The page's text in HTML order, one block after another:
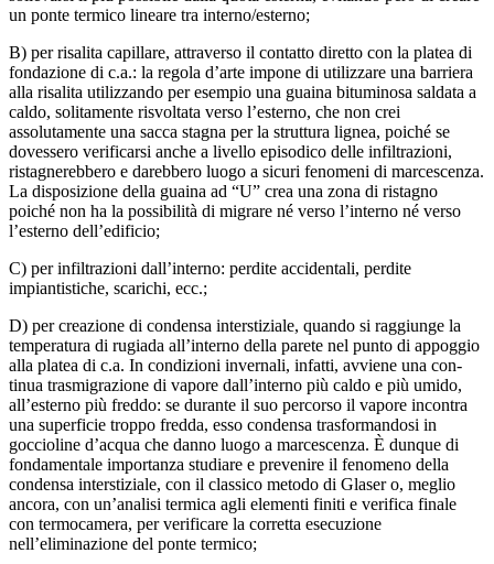
un ponte termico lineare tra interno/esterno;
B) per risalita capillare, attraverso il contatto diretto con la platea di
fondazione di c.a.: la regola d’arte im­pone di utilizzare una barriera
alla risalita utilizzando per esempio una guaina bituminosa saldata a
cal­do, solitamente risvoltata verso l’esterno, che non crei
assolutamente una sacca stagna per la struttu­ra lignea, poiché se
dovessero verificarsi anche a livello episodico delle infiltrazioni,
ristagnerebbero e darebbero luogo a sicuri fenomeni di marcescenza.
La disposizione della guaina ad “U” crea una zona di ristagno
poiché non ha la possibilità di migrare né verso l’interno né verso
l’esterno dell’edificio;
C) per infiltrazioni dall’interno: perdite accidentali, perdite
impiantistiche, scarichi, ecc.;
D) per creazione di condensa interstiziale, quando si raggiunge la
temperatura di rugiada all’interno della parete nel punto di appoggio
alla platea di c.a. In condizioni invernali, infatti, avviene una con­
tinua trasmigrazione di vapore dall’interno più caldo e più umido,
all’esterno più freddo: se durante il suo percorso il vapore incontra
una superficie troppo fredda, esso condensa trasformandosi in
goccioline d’acqua che danno luogo a marcescenza. È dunque di
fondamentale importanza studia­re e prevenire il fenomeno della
condensa interstiziale, con il classico metodo di Glaser o, meglio
ancora, con un’analisi termica agli elementi finiti e verifica finale
con termocamera, per verificare la corretta esecuzione
nell’eliminazione del ponte termico;